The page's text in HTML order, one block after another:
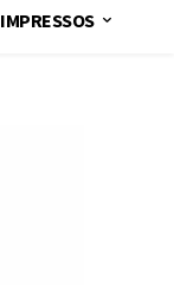
IMPRESSOS